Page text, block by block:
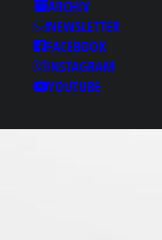
ARCHIV
NEWSLETTER
FACEBOOK
INSTAGRAM
YOUTUBE
마사지
싸롱 검